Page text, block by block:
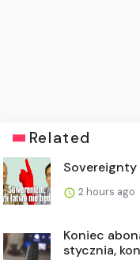
Related
Sovereignty
2 hours ago
Koniec
stycznia,